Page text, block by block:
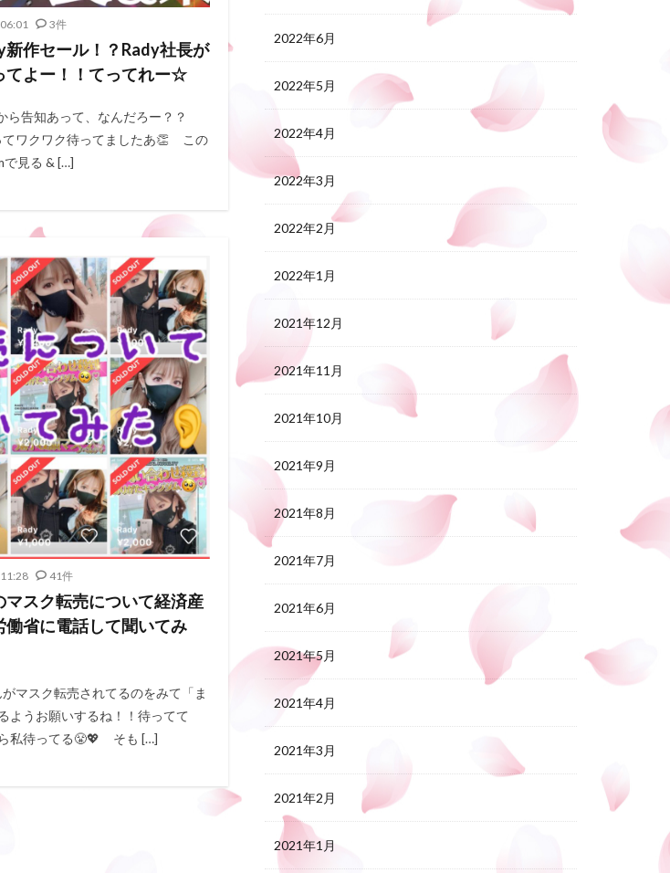
3件
作セール！？Rady社長が
てよー！！てってれー☆
ら告知あって、なんだろー？？
ワクワク待ってましたあ👏 この
で見る & […]
41件
マスク転売について経済産
働省に電話して聞いてみ
マスク転売されてるのをみて「ま
ようお願いするね！！待ってて
私待ってる😤💖 そも […]
2022年6月
2022年5月
2022年4月
2022年3月
2022年2月
2022年1月
2021年12月
2021年11月
2021年10月
2021年9月
2021年8月
2021年7月
2021年6月
2021年5月
2021年4月
2021年3月
2021年2月
2021年1月